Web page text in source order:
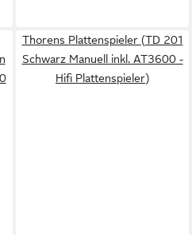
Thorens Plattenspieler (TD 201
Schwarz Manuell inkl. AT3600 -
Hifi Plattenspieler)